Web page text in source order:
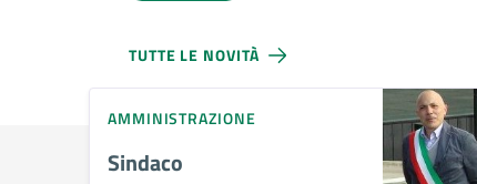
TUTTE LE NOVITÀ
AMMINISTRAZIONE
Sindaco